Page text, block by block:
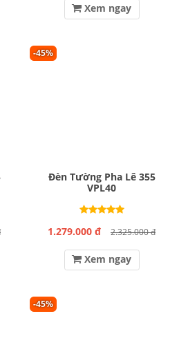
Xem ngay
-45%
Đèn Tường Pha Lê 355
VPL40
1.279.000 đ 2.325.000 đ
Xem ngay
-45%